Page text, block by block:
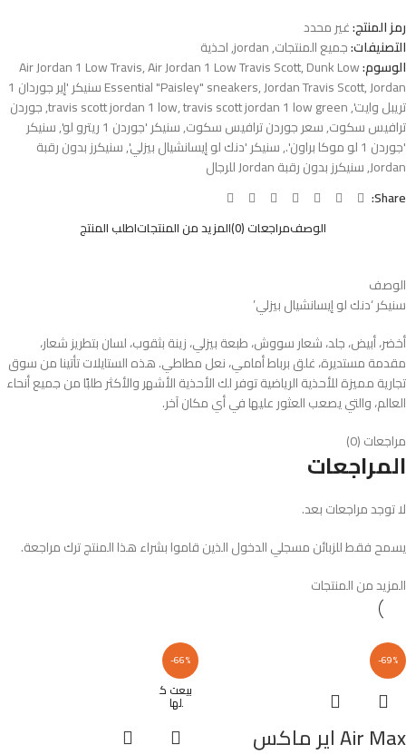
رمز المنتج:غير محدد
التصنيفات:جميع المنتجات,
jordan
,احذية
الوسوم:
Air Jordan 1 Low Travis,Air Jordan 1 Low Travis Scott,Dunk Low
Essential "Paisley" sneakers,Jordan Travis Scott,
Jordan سنيكر 'إير جوردان 1
تريبل وايت',
travis scott jordan 1 low,travis scott jordan 1 low green
,جوردن
ترافيس سكوت,سعر جوردن ترافيس سكوت,سنيكر 'جوردن 1 ريترو لو' ,سنيكر
'جوردن 1 لو موكا براون'.
,سنيكر 'دنك لو إيسانشيال بيزلي',سنيكرز بدون رقبة
Jordan
,سنيكرز بدون رقبة Jordan للرجال
Share:
الوصفمراجعات (0) المزيد من المنتجاتاطلب المنتج
الوصف
سنيكر ‘دنك لو إيسانشيال بيزلي’
أخضر، أبيض، جلد، شعار سووش، طبعة بيزلي، زينة بثقوب، لسان بتطريز شعار،
مقدمة مستديرة، غلق برباط أمامي، نعل مطاطي. هذه الستايلات تأتينا من سوق
تجارية مميزة للأحذية الرياضية توفر لك الأحذية الأشهر والأكثر طلبًا من جميع أنحاء
العالم، والتي يصعب العثور عليها في أي مكان آخر.
مراجعات (0)
المراجعات
لا توجد مراجعات بعد.
يسمح فقط للزبائن مسجلي الدخول الذين قاموا بشراء هذا المنتج ترك مراجعة.
المزيد من المنتجات
-69%
Air Max اير ماكس
-66%
بيعت ك
لها